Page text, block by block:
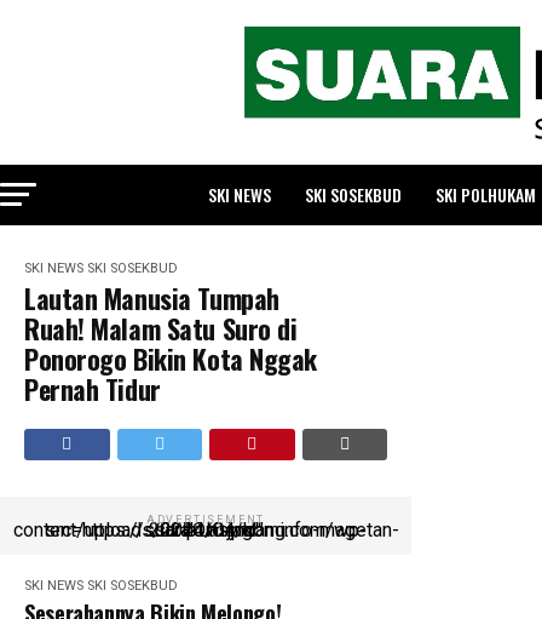
SKI NEWS SKI SOSEKBUD SKI POLHUKAM
SKI NEWS SKI SOSEKBUD
Lautan Manusia Tumpah
Ruah! Malam Satu Suro di
Ponorogo Bikin Kota Nggak
Pernah Tidur
ADVERTISEMENT
script async src=https://suarakumandang.com/wp-content/uploads/2024/04/kominfo-magetan-2024OIO.jpg""
SKI NEWS SKI SOSEKBUD
Seserahannya Bikin Melongo!